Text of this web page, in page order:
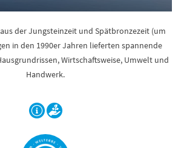
der Jungsteinzeit und Spätbronzezeit (um
in den 1990er Jahren lieferten spannende
Wirtschaftsweise, Umwelt und
Handwerk.